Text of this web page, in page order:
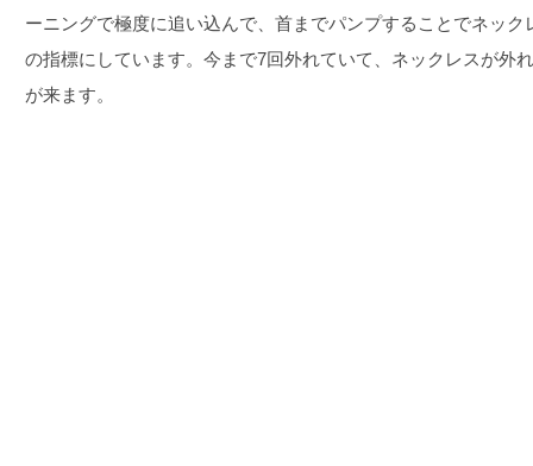
ーニングで極度に追い込んで、首までパンプすることでネッ
の指標にしています。今まで7回外れていて、ネックレスが外
が来ます。